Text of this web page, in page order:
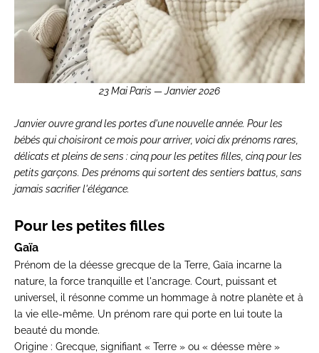
23 Mai Paris — Janvier 2026
Janvier ouvre grand les portes d'une nouvelle année. Pour les
bébés qui choisiront ce mois pour arriver, voici dix prénoms rares,
délicats et pleins de sens : cinq pour les petites filles, cinq pour les
petits garçons. Des prénoms qui sortent des sentiers battus, sans
jamais sacrifier l'élégance.
Pour les petites filles
Gaïa
Prénom de la déesse grecque de la Terre, Gaïa incarne la
nature, la force tranquille et l'ancrage. Court, puissant et
universel, il résonne comme un hommage à notre planète et à
la vie elle-même. Un prénom rare qui porte en lui toute la
beauté du monde.
Origine : Grecque, signifiant « Terre » ou « déesse mère »